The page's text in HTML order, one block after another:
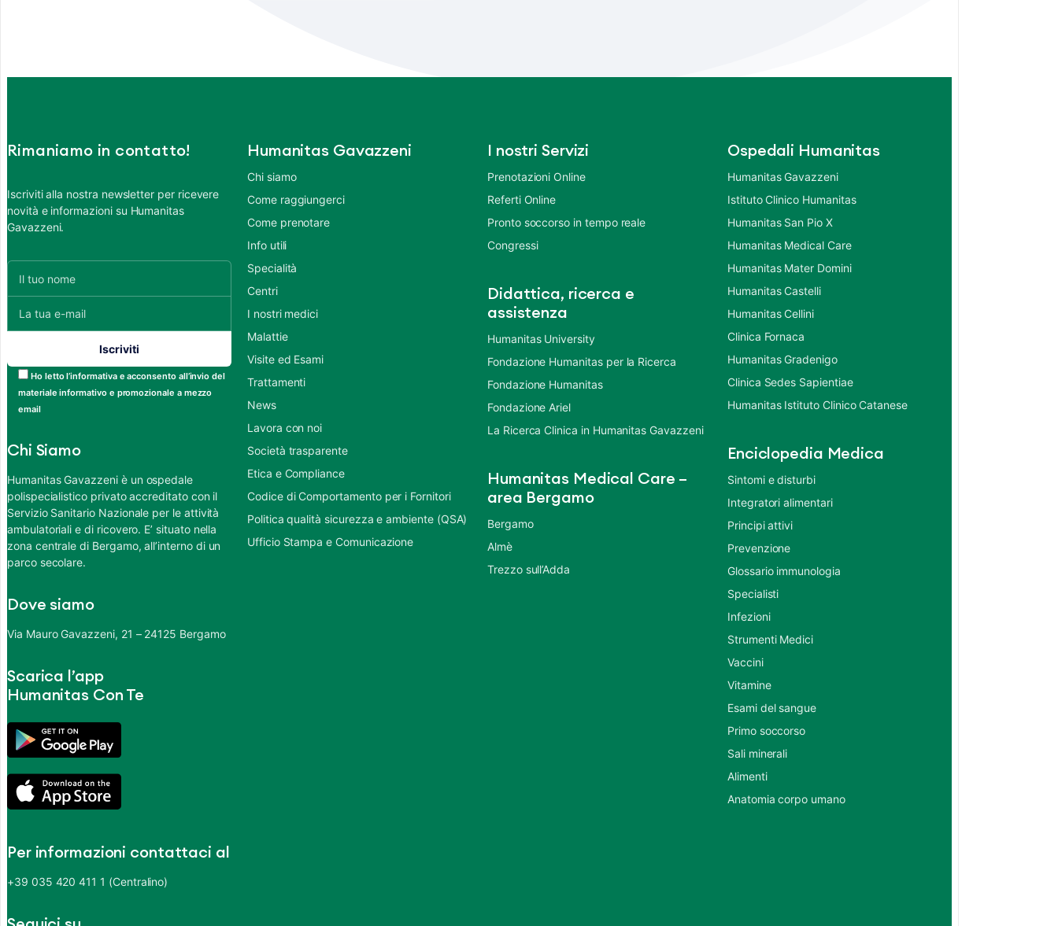
Rimaniamo in contatto!
Iscriviti alla nostra newsletter per ricevere
novità e informazioni su Humanitas
Gavazzeni.
Ho letto l’informativa e acconsento all’invio del
materiale informativo e promozionale a mezzo
email
Chi Siamo
Humanitas Gavazzeni è un ospedale
polispecialistico privato accreditato con il
Servizio Sanitario Nazionale per le attività
ambulatoriali e di ricovero. E’ situato nella
zona centrale di Bergamo, all’interno di un
parco secolare.
Dove siamo
Via Mauro Gavazzeni, 21 – 24125 Bergamo
Scarica l’app
Humanitas Con Te
Per informazioni contattaci al
+39 035 420 411 1 (Centralino)
Humanitas Gavazzeni
Chi siamo
Come raggiungerci
Come prenotare
Info utili
Specialità
Centri
I nostri medici
Malattie
Visite ed Esami
Trattamenti
News
Lavora con noi
Società trasparente
Etica e Compliance
Codice di Comportamento per i Fornitori
Politica qualità sicurezza e ambiente (QSA)
Ufficio Stampa e Comunicazione
I nostri Servizi
Prenotazioni Online
Referti Online
Pronto soccorso in tempo reale
Congressi
Didattica, ricerca e
assistenza
Humanitas University
Fondazione Humanitas per la Ricerca
Fondazione Humanitas
Fondazione Ariel
La Ricerca Clinica in Humanitas Gavazzeni
Humanitas Medical Care –
area Bergamo
Bergamo
Almè
Trezzo sull’Adda
Ospedali Humanitas
Humanitas Gavazzeni
Istituto Clinico Humanitas
Humanitas San Pio X
Humanitas Medical Care
Humanitas Mater Domini
Humanitas Castelli
Humanitas Cellini
Clinica Fornaca
Humanitas Gradenigo
Clinica Sedes Sapientiae
Humanitas Istituto Clinico Catanese
Enciclopedia Medica
Sintomi e disturbi
Integratori alimentari
Principi attivi
Prevenzione
Glossario immunologia
Specialisti
Infezioni
Strumenti Medici
Vaccini
Vitamine
Esami del sangue
Primo soccorso
Sali minerali
Alimenti
Anatomia corpo umano